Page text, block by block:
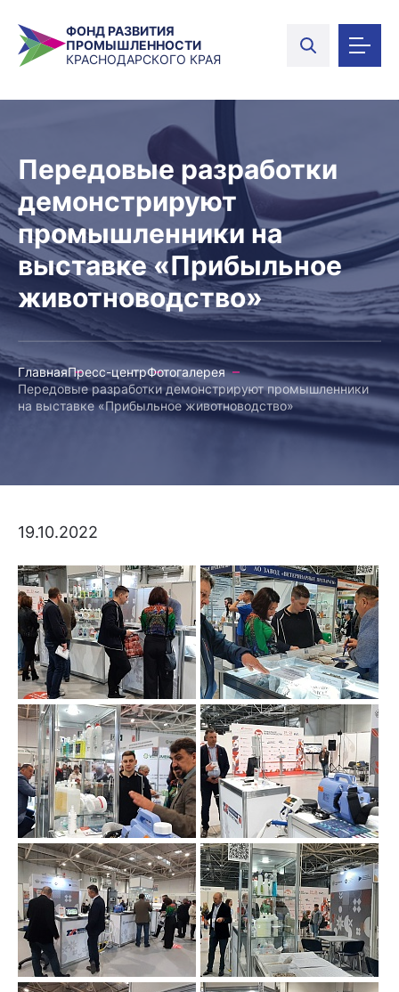
ФОНД РАЗВИТИЯ
ПРОМЫШЛЕННОСТИ
КРАСНОДАРСКОГО КРАЯ
Передовые разработки
демонстрируют
промышленники на
выставке «Прибыльное
животноводство»
ГлавнаяПресс-центрФотогалерея
Передовые разработки демонстрируют промышленники
на выставке «Прибыльное животноводство»
19.10.2022